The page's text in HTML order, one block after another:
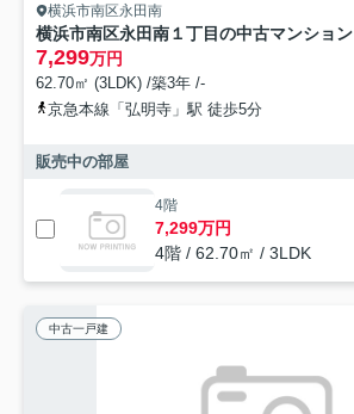
横浜市南区永田南
横浜市南区永田南１丁目の中古マンション
7,299万円
62.70㎡ (3LDK) /築3年 /-
京急本線「弘明寺」駅 徒歩5分
販売中の部屋
4階
7,299万円
4階 / 62.70㎡ / 3LDK
中古一戸建